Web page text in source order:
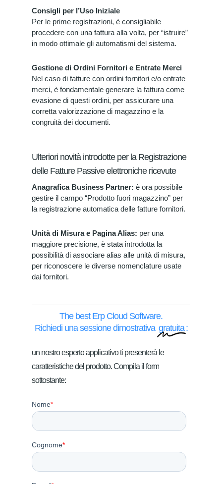
Consigli per l’Uso Iniziale
Per le prime registrazioni, è consigliabile
procedere con una fattura alla volta, per “istruire”
in modo ottimale gli automatismi del sistema.
Gestione di Ordini Fornitori e Entrate Merci
Nel caso di fatture con ordini fornitori e/o entrate
merci, è fondamentale generare la fattura come
evasione di questi ordini, per assicurare una
corretta valorizzazione di magazzino e la
congruità dei documenti.
Ulteriori novità introdotte per la Registrazione
delle Fatture Passive elettroniche ricevute
Anagrafica Business Partner: è ora possibile
gestire il campo “Prodotto fuori magazzino” per
la registrazione automatica delle fatture fornitori.
Unità di Misura e Pagina Alias: per una
maggiore precisione, è stata introdotta la
possibilità di associare alias alle unità di misura,
per riconoscere le diverse nomenclature usate
dai fornitori.
The best Erp Cloud Software.
Richiedi una sessione dimostrativa gratuita :
un nostroespertoapplicativoti presenterà le
caratteristichedel prodotto.Compila il form
sottostante: